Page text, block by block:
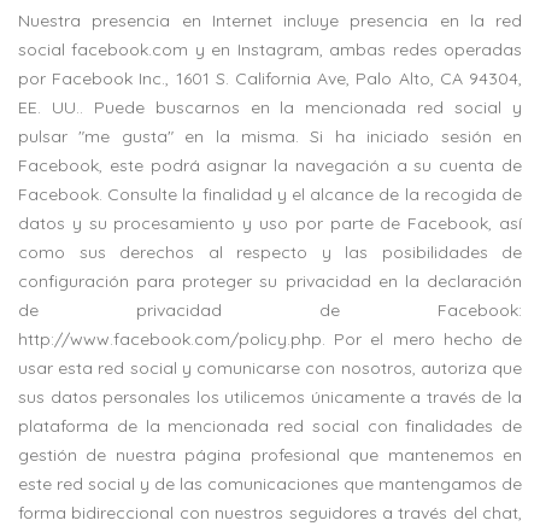
Nuestra presencia en Internet incluye presencia en la red
social facebook.com y en Instagram, ambas redes operadas
por Facebook Inc., 1601 S. California Ave, Palo Alto, CA 94304,
EE. UU.. Puede buscarnos en la mencionada red social y
pulsar "me gusta" en la misma. Si ha iniciado sesión en
Facebook, este podrá asignar la navegación a su cuenta de
Facebook. Consulte la finalidad y el alcance de la recogida de
datos y su procesamiento y uso por parte de Facebook, así
como sus derechos al respecto y las posibilidades de
configuración para proteger su privacidad en la declaración
de privacidad de Facebook:
http://www.facebook.com/policy.php. Por el mero hecho de
usar esta red social y comunicarse con nosotros, autoriza que
sus datos personales los utilicemos únicamente a través de la
plataforma de la mencionada red social con finalidades de
gestión de nuestra página profesional que mantenemos en
este red social y de las comunicaciones que mantengamos de
forma bidireccional con nuestros seguidores a través del chat,